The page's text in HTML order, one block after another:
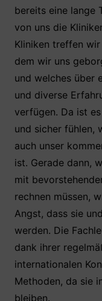
bereits eine lange
von uns die
Kliniken treffen
dem wir uns
und welches über
und diverse
verfügen. Da ist
und sicher fühlen,
auch unser
ist. Gerade dann,
mit
rechnen müssen,
Angst, dass sie
werden. Die
dank ihrer
internationalen
Methoden, da sie
bleiben.